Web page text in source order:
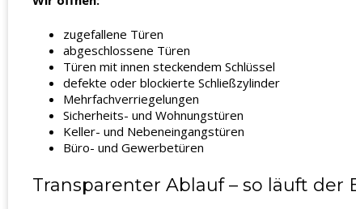
zugefallene Türen
abgeschlossene Türen
Türen mit innen steckendem Schlüssel
defekte oder blockierte Schließzylinder
Mehrfachverriegelungen
Sicherheits- und Wohnungstüren
Keller- und Nebeneingangstüren
Büro- und Gewerbetüren
Transparenter Ablauf – so läuft der